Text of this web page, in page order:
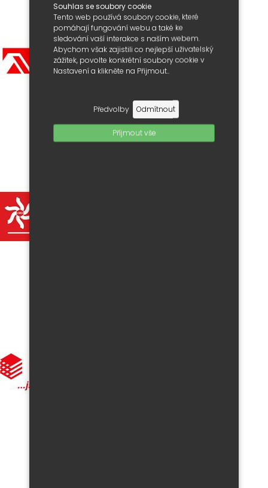
Souhlas se soubory cookie
Tento web používá soubory cookie, které
pomáhají fungování webu a také ke
sledování vaší interakce s naším webem.
Abychom však zajistili co nejlepší uživatelský
zážitek, povolte konkrétní soubory cookie v
Nastavení a klikněte na Přijmout..
Předvolby Odmítnout
Příjmout vše